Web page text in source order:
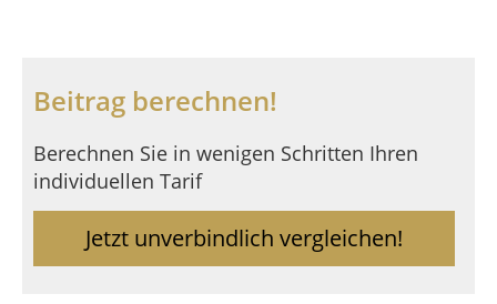
Beitrag berechnen!
Berechnen Sie in wenigen Schritten Ihren
individuellen Tarif
Jetzt unverbindlich vergleichen!